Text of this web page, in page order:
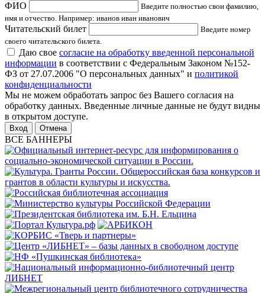
ФИО
Введите полностью свои фамилию,
имя и отчество. Например: иванов иван иванович
Читательский билет
Введите номер
своего читательского билета.
Даю свое согласие на обработку введенной персональной
информации в соответствии с Федеральным Законом №152-
ФЗ от 27.07.2006 "О персональных данных" и политикой
конфиденциальности
Мы не можем обработать запрос без Вашего согласия на
обработку данных. Введенные личные данные не будут видны
в открытом доступе.
Отмена
ВСЕ БАННЕРЫ